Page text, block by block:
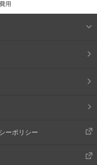
用
ーポリシー